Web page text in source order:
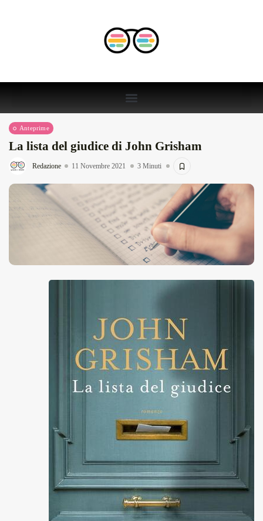
Anteprime
La lista del giudice di John Grisham
Redazione 11 Novembre 2021 3 Minuti